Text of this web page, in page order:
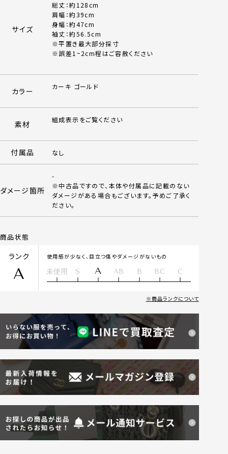
サイズ
総丈：約128cm
肩幅：約39cm
身幅：約47cm
袖丈：約56.5cm
※平置き最大部分採寸
※誤差1~2cm程はご容赦ください
カラー カーキ ゴールド
素材 組成表示をご覧ください
付属品 なし
ダメージ箇所
-
※中古品ですので、本体や付属品に記載のない
ダメージがある場合もございます。予めご了承く
ださい。
商品状態
ランク
A
使用感が少なく、目立つ傷やダメージがないもの
未使用 S A AB B BC C
商品ランクについて